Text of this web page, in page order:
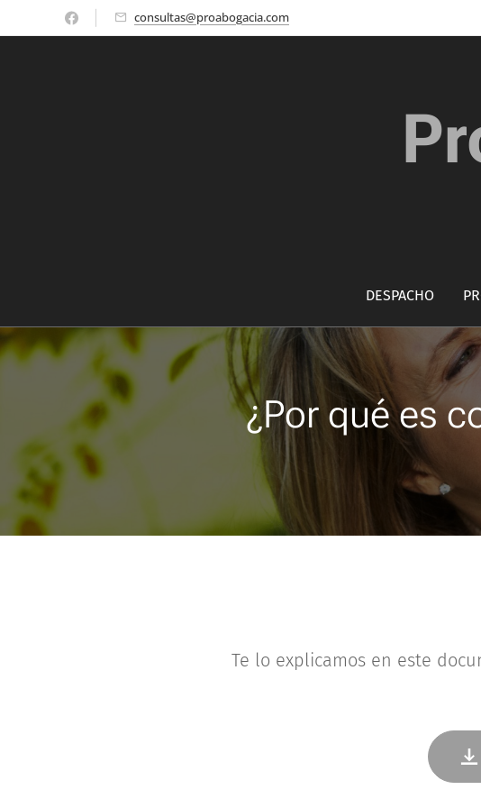
consultas@proabogacia.com
DESPACHO
¿Por qué es
Te lo explicamos en este